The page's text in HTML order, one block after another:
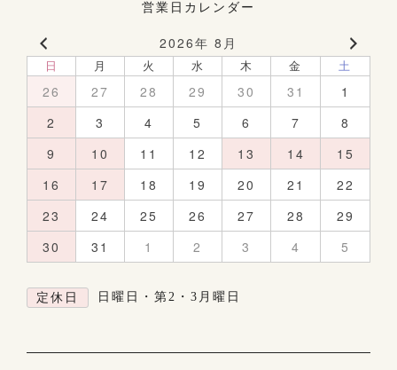
営業日カレンダー
2026年 8月
日 月 火 水 木 金 土
26 27 28 29 30 31
1
2
3 4 5 6 7
8
9
10 11 12 13 14
15
16
17 18 19 20 21
22
23
24 25 26 27 28
29
30
31 1 2 3 4 5
定休日 日曜日・第2・3月曜日